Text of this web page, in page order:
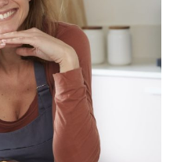
médias sociaux, de publicité
ci avec d'autres
utilisation de leurs
Tout autoriser